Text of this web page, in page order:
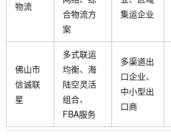
物流
合物流方
案
集运企业
佛山市
信诚联
星
多式联运
均衡、海
陆空灵活
组合、
FBA服务
多渠道出
口企业、
中小型出
口商